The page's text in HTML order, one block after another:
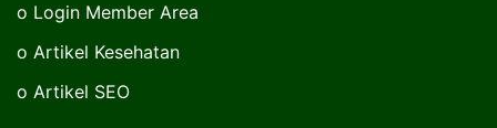
o Login Member Area
o Artikel Kesehatan
o Artikel SEO